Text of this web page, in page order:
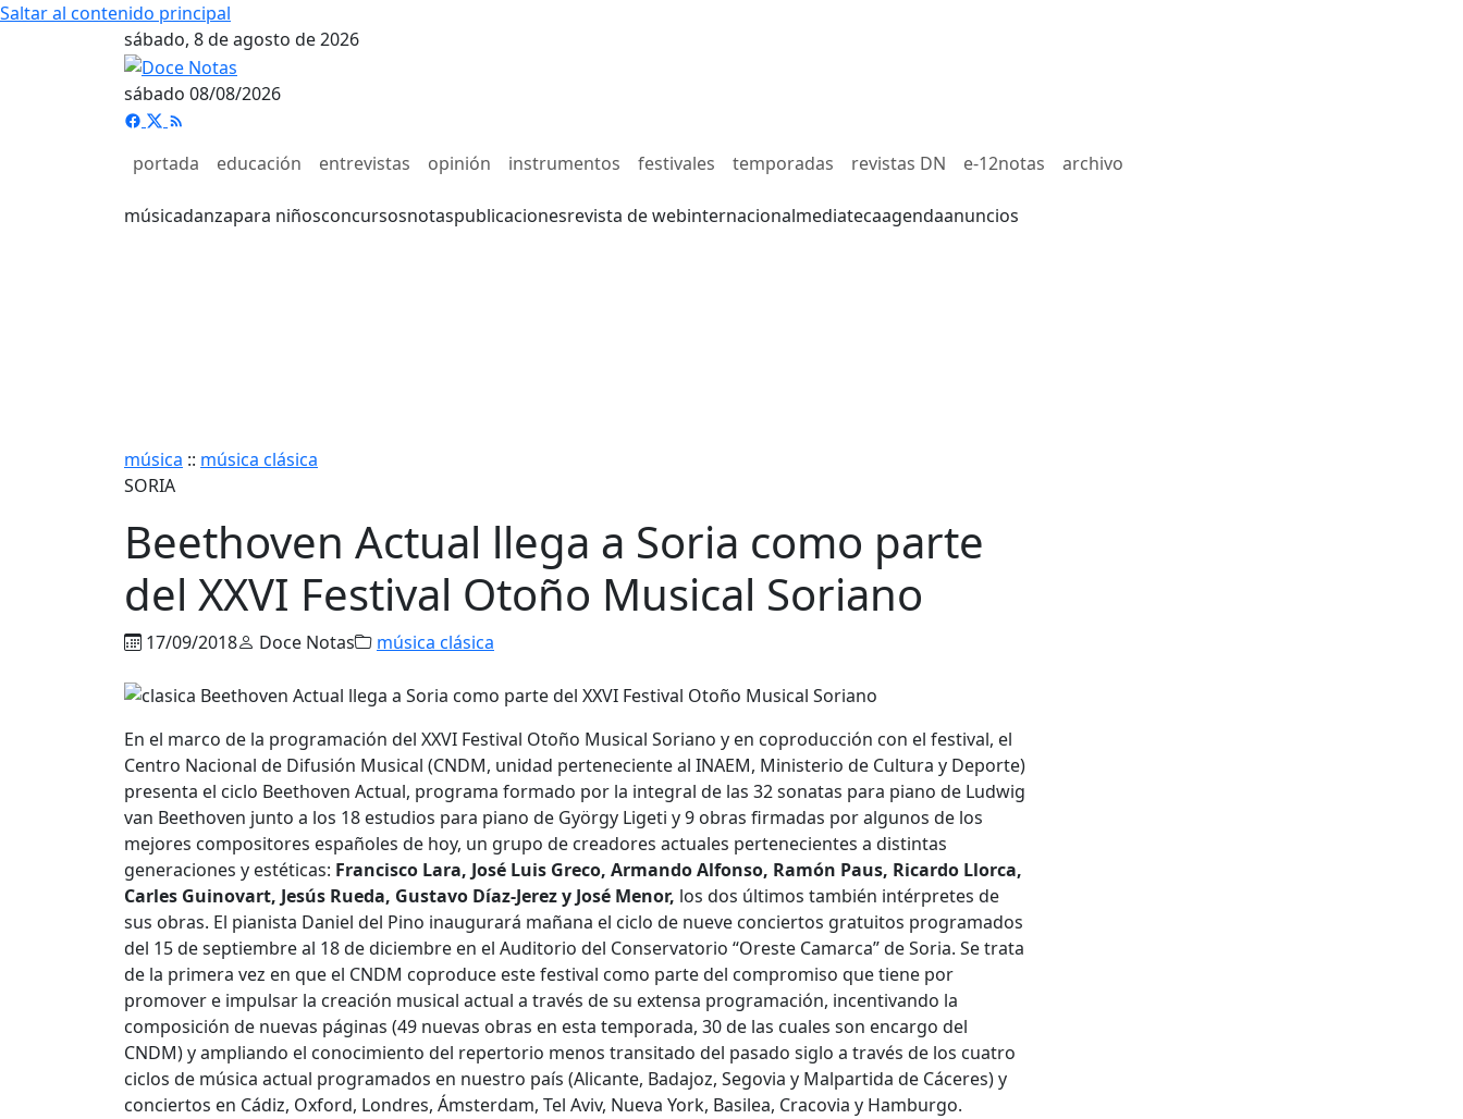
Saltar al contenido principal
sábado, 8 de agosto de 2026
sábado 08/08/2026
portada educación entrevistas opinión instrumentos festivales temporadas revistas DN e-12notas archivo
músicadanzapara niñosconcursosnotaspublicacionesrevista de webinternacionalmediatecaagendaanuncios
música :: música clásica
SORIA
Beethoven Actual llega a Soria como parte
del XXVI Festival Otoño Musical Soriano
17/09/2018 Doce Notas música clásica
En el marco de la programación del XXVI Festival Otoño Musical Soriano y en coproducción con el festival, el
Centro Nacional de Difusión Musical (CNDM, unidad perteneciente al INAEM, Ministerio de Cultura y Deporte)
presenta el ciclo Beethoven Actual, programa formado por la integral de las 32 sonatas para piano de Ludwig
van Beethoven junto a los 18 estudios para piano de György Ligeti y 9 obras firmadas por algunos de los
mejores compositores españoles de hoy, un grupo de creadores actuales pertenecientes a distintas
generaciones y estéticas: Francisco Lara, José Luis Greco, Armando Alfonso, Ramón Paus, Ricardo Llorca,
Carles Guinovart, Jesús Rueda, Gustavo Díaz-Jerez y José Menor, los dos últimos también intérpretes de
sus obras. El pianista Daniel del Pino inaugurará mañana el ciclo de nueve conciertos gratuitos programados
del 15 de septiembre al 18 de diciembre en el Auditorio del Conservatorio “Oreste Camarca” de Soria. Se trata
de la primera vez en que el CNDM coproduce este festival como parte del compromiso que tiene por
promover e impulsar la creación musical actual a través de su extensa programación, incentivando la
composición de nuevas páginas (49 nuevas obras en esta temporada, 30 de las cuales son encargo del
CNDM) y ampliando el conocimiento del repertorio menos transitado del pasado siglo a través de los cuatro
ciclos de música actual programados en nuestro país (Alicante, Badajoz, Segovia y Malpartida de Cáceres) y
conciertos en Cádiz, Oxford, Londres, Ámsterdam, Tel Aviv, Nueva York, Basilea, Cracovia y Hamburgo.